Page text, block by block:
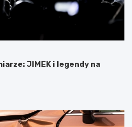
JIMEK i legendy na